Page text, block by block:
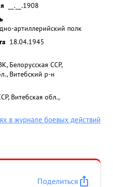
__.__.1908
артиллерийский полк
18.04.1945
Белорусская ССР,
Витебский р-н
Витебская обл.,
в журнале боевых действий
Поделиться